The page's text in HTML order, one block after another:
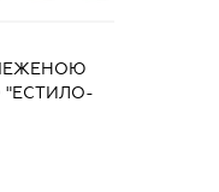
"ЕСТИЛО-